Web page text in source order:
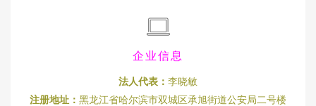
企业信息
法人代表： 李晓敏
注册地址： 黑龙江省哈尔滨市双城区承旭街道公安局二号楼